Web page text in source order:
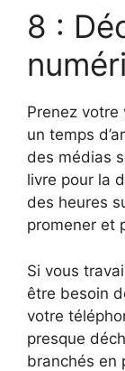
8 :
Prenez votre
un temps
des médias
livre pour la
des heures
promener et
Si vous
être besoin
votre
presque
branchés en